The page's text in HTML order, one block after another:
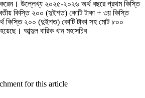
করেন। উল্লেখ্য ২০২৫-২০২৬ অর্থ বছরে প্রথম কিস্তি
কিস্তি ২০০ (দুইশত) কোটি টাকা + ৩য় কিস্তি
কিস্তি ২০০ (দুইশত) কোটি টাকা সহ মোট ৮০০
আব্দুল বারিক খান মহাসচিব
for this article